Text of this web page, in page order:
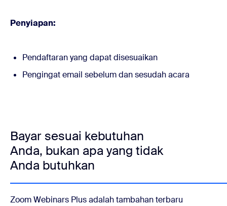
Penyiapan:
Pendaftaran yang dapat disesuaikan
Pengingat email sebelum dan sesudah acara
Bayar sesuai kebutuhan
Anda, bukan apa yang tidak
Anda butuhkan
Zoom Webinars Plus adalah tambahan terbaru